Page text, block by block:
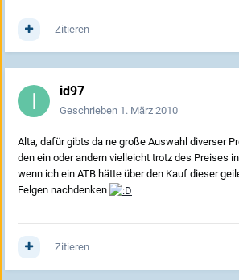
Zitieren
id97
Geschrieben 1. März 2010
Alta, dafür gibts da ne große Auswahl diverser
den ein oder andern vielleicht trotz des Preises
wenn ich ein ATB hätte über den Kauf dieser
Felgen nachdenken
Zitieren